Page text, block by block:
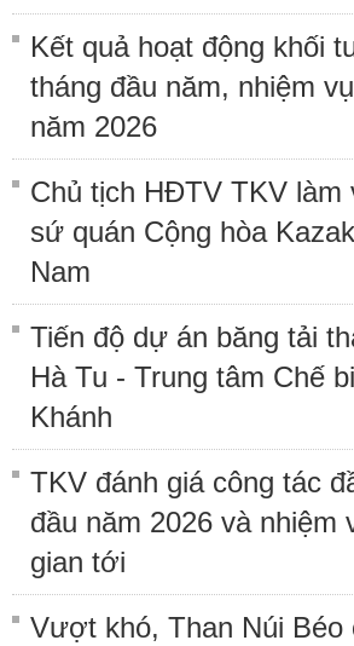
Kết quả hoạt động khối
tháng đầu năm, nhiệm
năm 2026
Chủ tịch HĐTV TKV làm
sứ quán Cộng hòa
Nam
Tiến độ dự án băng tải
Hà Tu - Trung tâm Chế
Khánh
TKV đánh giá công tác
đầu năm 2026 và nhiệm
gian tới
Vượt khó, Than Núi Béo